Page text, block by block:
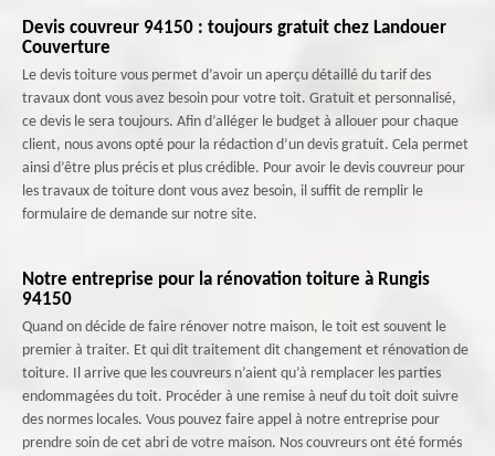
Devis couvreur 94150 : toujours gratuit chez Landouer
Couverture
Le devis toiture vous permet d’avoir un aperçu détaillé du tarif des
travaux dont vous avez besoin pour votre toit. Gratuit et personnalisé,
ce devis le sera toujours. Afin d’alléger le budget à allouer pour chaque
client, nous avons opté pour la rédaction d’un devis gratuit. Cela permet
ainsi d’être plus précis et plus crédible. Pour avoir le devis couvreur pour
les travaux de toiture dont vous avez besoin, il suffit de remplir le
formulaire de demande sur notre site.
Notre entreprise pour la rénovation toiture à Rungis
94150
Quand on décide de faire rénover notre maison, le toit est souvent le
premier à traiter. Et qui dit traitement dit changement et rénovation de
toiture. Il arrive que les couvreurs n’aient qu’à remplacer les parties
endommagées du toit. Procéder à une remise à neuf du toit doit suivre
des normes locales. Vous pouvez faire appel à notre entreprise pour
prendre soin de cet abri de votre maison. Nos couvreurs ont été formés